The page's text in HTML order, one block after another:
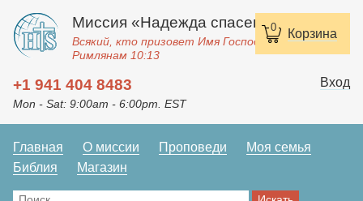
0 Корзина
Миссия «Надежда спасения»
Всякий, кто призовет Имя Господне, спасется.
Римлянам 10:13
+1 941 404 8483
Mon - Sat: 9:00am - 6:00pm. EST
Вход
Главная О миссии Проповеди
Моя семья
Библия
Магазин